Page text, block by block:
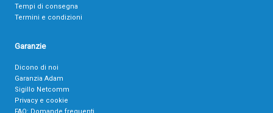
Tempi di consegna
Termini e condizioni
Garanzie
Dicono di noi
Garanzia Adam
Sigillo Netcomm
Privacy e cookie
FAQ: Domande frequenti